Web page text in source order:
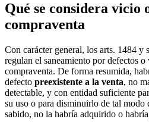
Qué se considera vicio
compraventa
Con carácter general, los arts. 1484
regulan el saneamiento por defectos
compraventa. De forma resumida,
defecto preexistente a la venta, no
detectable, y con entidad suficiente
su uso o para disminuirlo de tal modo
sabido, no la habría adquirido o